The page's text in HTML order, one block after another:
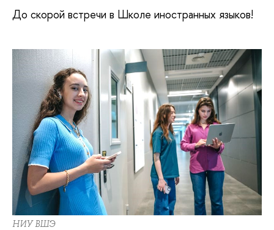
До скорой встречи в Школе иностранных языков!
НИУ ВШЭ